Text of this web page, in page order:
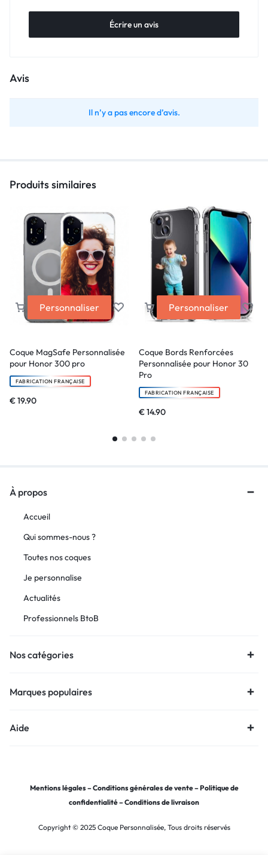
Écrire un avis
Avis
Il n’y a pas encore d’avis.
Produits similaires
Personnaliser
Coque MagSafe Personnalisée
pour Honor 300 pro
FABRICATION FRANÇAISE
€19.90
Personnaliser
Coque Bords Renforcées
Personnalisée pour Honor 30
Pro
FABRICATION FRANÇAISE
€14.90
À propos
Accueil
Qui sommes-nous ?
Toutes nos coques
Je personnalise
Actualités
Professionnels BtoB
Nos catégories
Marques populaires
Aide
Mentions légales –Conditions générales de vente–Politique de
confidentialité–Conditions de livraison
Copyright © 2025 Coque Personnalisée, Tous droits réservés